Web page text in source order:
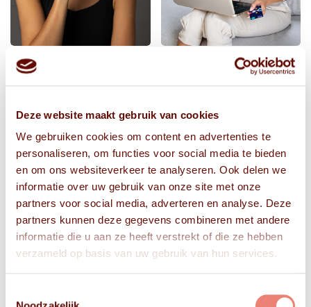
Deze website maakt gebruik van cookies
We gebruiken cookies om content en advertenties te
personaliseren, om functies voor social media te bieden
en om ons websiteverkeer te analyseren. Ook delen we
informatie over uw gebruik van onze site met onze
partners voor social media, adverteren en analyse. Deze
partners kunnen deze gegevens combineren met andere
informatie die u aan ze heeft verstrekt of die ze hebben
verzameld op basis van uw gebruik van hun services.